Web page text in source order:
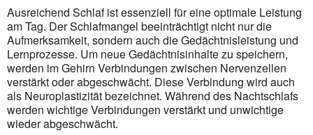
Ausreichend Schlaf ist essenziell für eine optimale Leistung
am Tag. Der Schlafmangel beeinträchtigt nicht nur die
Aufmerksamkeit, sondern auch die Gedächtnisleistung und
Lernprozesse. Um neue Gedächtnisinhalte zu speichern,
werden im Gehirn Verbindungen zwischen Nervenzellen
verstärkt oder abgeschwächt. Diese Verbindung wird auch
als Neuroplastizität bezeichnet. Während des Nachtschlafs
werden wichtige Verbindungen verstärkt und unwichtige
wieder abgeschwächt.